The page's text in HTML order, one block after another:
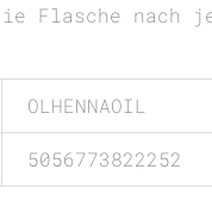
Flasche nach
OLHENNAOIL
5056773822252